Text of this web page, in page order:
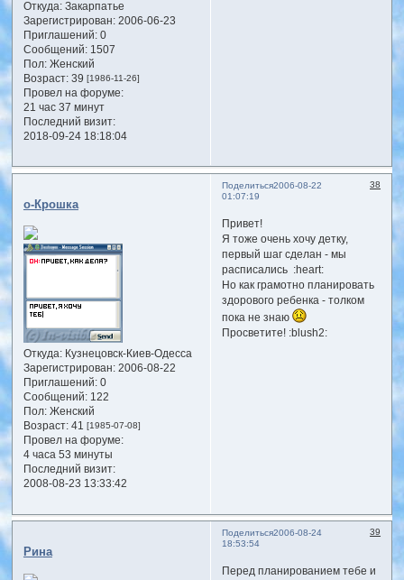
Откуда:Закарпатье
Зарегистрирован: 2006-06-23
Приглашений:0
Сообщений:1507
Пол:Женский
Возраст:39 [1986-11-26]
Провел на форуме:
21 час 37 минут
Последний визит:
2018-09-24 18:18:04
Поделиться 38
2006-08-22
01:07:19
о-Крошка
Откуда:Кузнецовск-Киев-Одесса
Зарегистрирован: 2006-08-22
Приглашений:0
Сообщений:122
Пол:Женский
Возраст:41 [1985-07-08]
Провел на форуме:
4 часа 53 минуты
Последний визит:
2008-08-23 13:33:42
Привет!
Я тоже очень хочу детку,
первый шаг сделан - мы
расписались :heart:
Но как грамотно планировать
здорового ребенка - толком
пока не знаю
Просветите! :blush2:
Поделиться 39
2006-08-24
18:53:54
Рина
Перед планированием тебе и